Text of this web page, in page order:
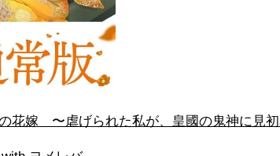
花嫁 〜虐げられた私が、皇國の鬼神に見初